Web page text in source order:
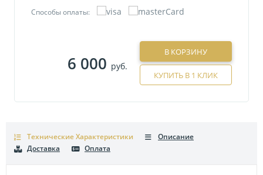
Способы оплаты:
6 000 руб.
В КОРЗИНУ
КУПИТЬ В 1 КЛИК
Технические Характеристики
Описание
Доставка
Оплата